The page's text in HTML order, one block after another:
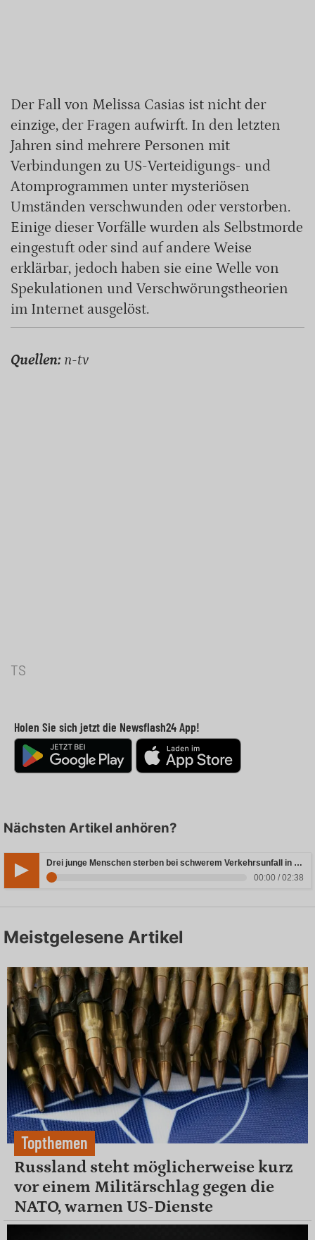
Der Fall von Melissa Casias ist nicht der
einzige, der Fragen aufwirft. In den letzten
Jahren sind mehrere Personen mit
Verbindungen zu US-Verteidigungs- und
Atomprogrammen unter mysteriösen
Umständen verschwunden oder verstorben.
Einige dieser Vorfälle wurden als Selbstmorde
eingestuft oder sind auf andere Weise
erklärbar, jedoch haben sie eine Welle von
Spekulationen und Verschwörungstheorien
im Internet ausgelöst.
Quellen: n-tv
TS
Holen Sie sich jetzt die Newsflash24 App!
Nächsten Artikel anhören?
Drei junge Menschen sterben bei schwerem Verkehrsunfall in Rheinland-Pfalz
00:00 / 02:38
Meistgelesene Artikel
Topthemen
Russland steht möglicherweise kurz
vor einem Militärschlag gegen die
NATO, warnen US-Dienste